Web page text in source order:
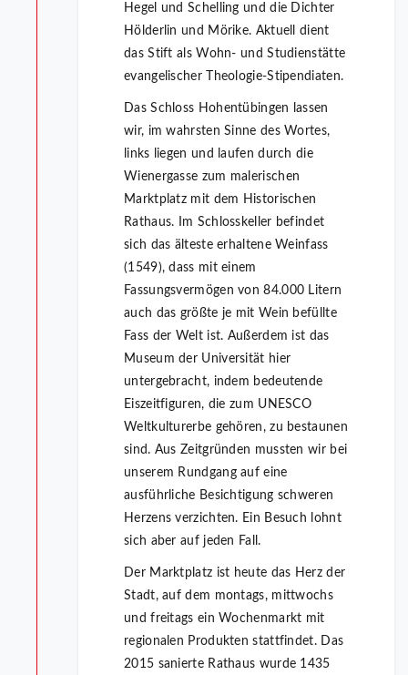
Hegel und Schelling und die Dichter
Hölderlin und Mörike. Aktuell dient
das Stift als Wohn- und Studienstätte
evangelischer Theologie-Stipendiaten.
Das Schloss Hohentübingen lassen
wir, im wahrsten Sinne des Wortes,
links liegen und laufen durch die
Wienergasse zum malerischen
Marktplatz mit dem Historischen
Rathaus. Im Schlosskeller befindet
sich das älteste erhaltene Weinfass
(1549), dass mit einem
Fassungsvermögen von 84.000 Litern
auch das größte je mit Wein befüllte
Fass der Welt ist. Außerdem ist das
Museum der Universität hier
untergebracht, indem bedeutende
Eiszeitfiguren, die zum UNESCO
Weltkulturerbe gehören, zu bestaunen
sind. Aus Zeitgründen mussten wir bei
unserem Rundgang auf eine
ausführliche Besichtigung schweren
Herzens verzichten. Ein Besuch lohnt
sich aber auf jeden Fall.
Der Marktplatz ist heute das Herz der
Stadt, auf dem montags, mittwochs
und freitags ein Wochenmarkt mit
regionalen Produkten stattfindet. Das
2015 sanierte Rathaus wurde 1435